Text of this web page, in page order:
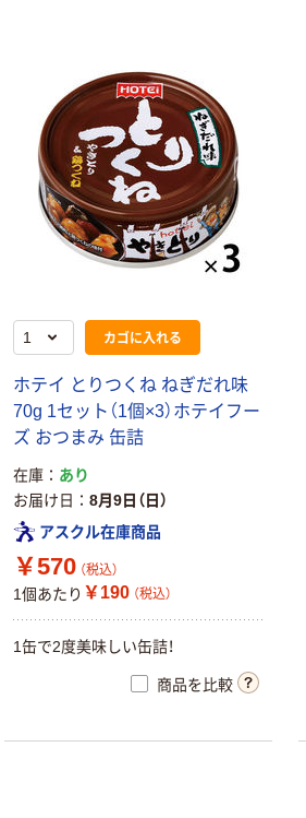
カゴに入れる
ホテイ とりつくね ねぎだれ味
70g 1セット（1個×3）ホテイフー
ズ おつまみ 缶詰
在庫
あり
お届け日
8月9日（日）
アスクル在庫商品
￥570 （税込）
1個あたり ￥190 （税込）
1缶で2度美味しい缶詰！
商品を比較
プ
￥572 （税込）
カゴへ
マグカップでふ
っくらケーキ！モ
￥420~ （税込）
ハマダコンフェ
クト ヘルシーク
ラブ バランスパ
ワービッグ ほろ
にがカカオ 2袋
4902621005784
1個（直送品）
￥140
カゴへ
アウトレット
ハウス食品 ご
ちレピライス レ
新着